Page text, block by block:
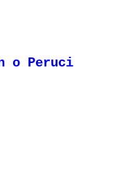
o Peruci